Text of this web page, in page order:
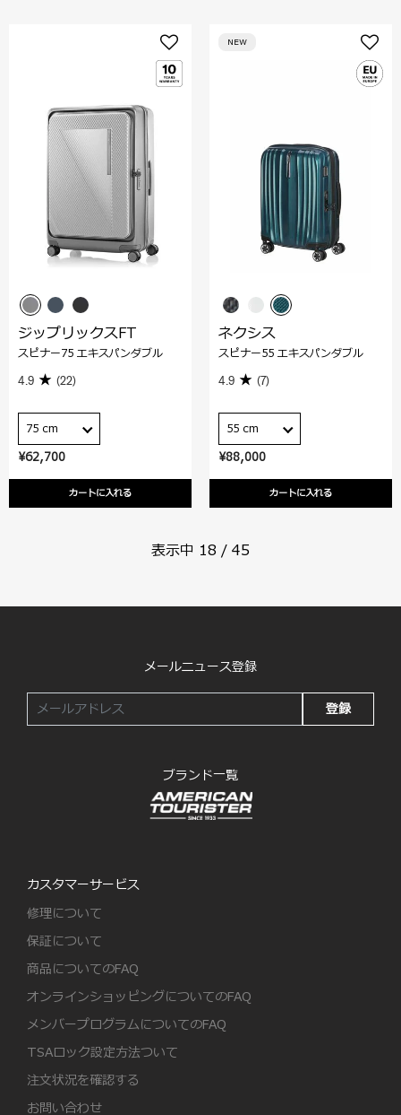
¥62,700
カートに入れる
ジップリックスFT
スピナー75 エキスパンダブル
4.9 (22)
75 cm
¥88,000
カートに入れる
NEW
ネクシス
スピナー55 エキスパンダブル
4.9 (7)
55 cm
表示中 18 / 45
メールニュース登録
登録
ブランド一覧
カスタマーサービス
修理について
保証について
商品についてのFAQ
オンラインショッピングについてのFAQ
メンバープログラムについてのFAQ
TSAロック設定方法ついて
注文状況を確認する
お問い合わせ